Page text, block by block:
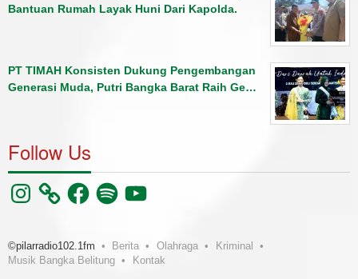
Bantuan Rumah Layak Huni Dari Kapolda.
PT TIMAH Konsisten Dukung Pengembangan
Generasi Muda, Putri Bangka Barat Raih Ge…
Follow Us
Instagram FacebookSpotifyYouTube
©pilarradio102.1fm Berita Olahraga
Kriminal
Musik Bangka Belitung
Kontak